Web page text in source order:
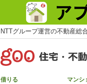
NTTグループ運営の不動産総
借りる マンシ